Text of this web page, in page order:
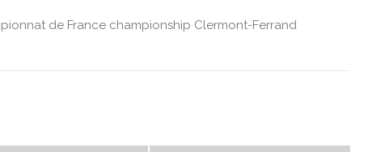
de France championship Clermont-Ferrand